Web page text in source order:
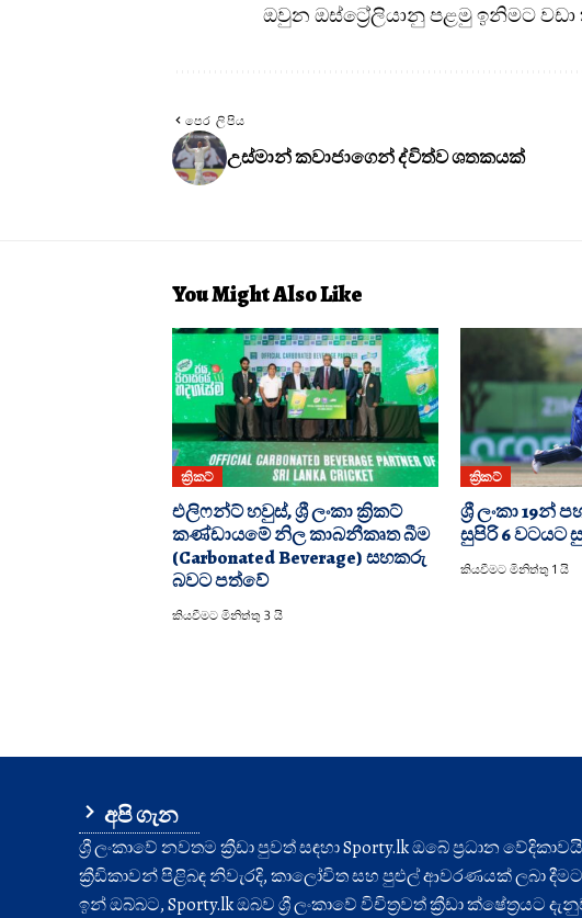
ඔවුන ඔස්ට්‍රේලියානු පළමු ඉනිමට
පෙර ලිපිය
උස්මාන් කවාජාගෙන් ද්විත්ව ශතකයක්
You Might Also Like
ක්‍රිකට්
එලිෆන්ට් හවුස්, ශ්‍රී ලංකා ක්‍රිකට්
කණ්ඩායමේ නිල කාබනීකෘත බීම
(Carbonated Beverage) සහකරු
බවට පත්වේ
කියවීමට මිනිත්තු 3 යි
ක්‍රිකට්
ශ්‍රී ලංකා 19න්
සුපිරි 6 වටයට
කියවීමට මිනිත්තු 1 යි
අපි ගැන
ශ්‍රී ලංකාවේ නවතම ක්‍රීඩා පුවත් සඳහා Sporty.lk ඔබේ ප්‍රධාන
ක්‍රීඩිකාවන් පිළිබඳ නිවැරදි, කාලෝචිත සහ පුළුල් ආවරණයක් ලබා දීමට
ඉන් ඔබ්බට, Sporty.lk ඔබව ශ්‍රී ලංකාවේ විචිත්‍රවත් ක්‍රීඩා ක්ෂේත්‍රයට